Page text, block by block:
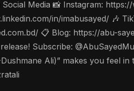
Media 📸 Instagram:
in/imabusayed/ 🎶
📋 Blog: https://abu-
Subscribe: